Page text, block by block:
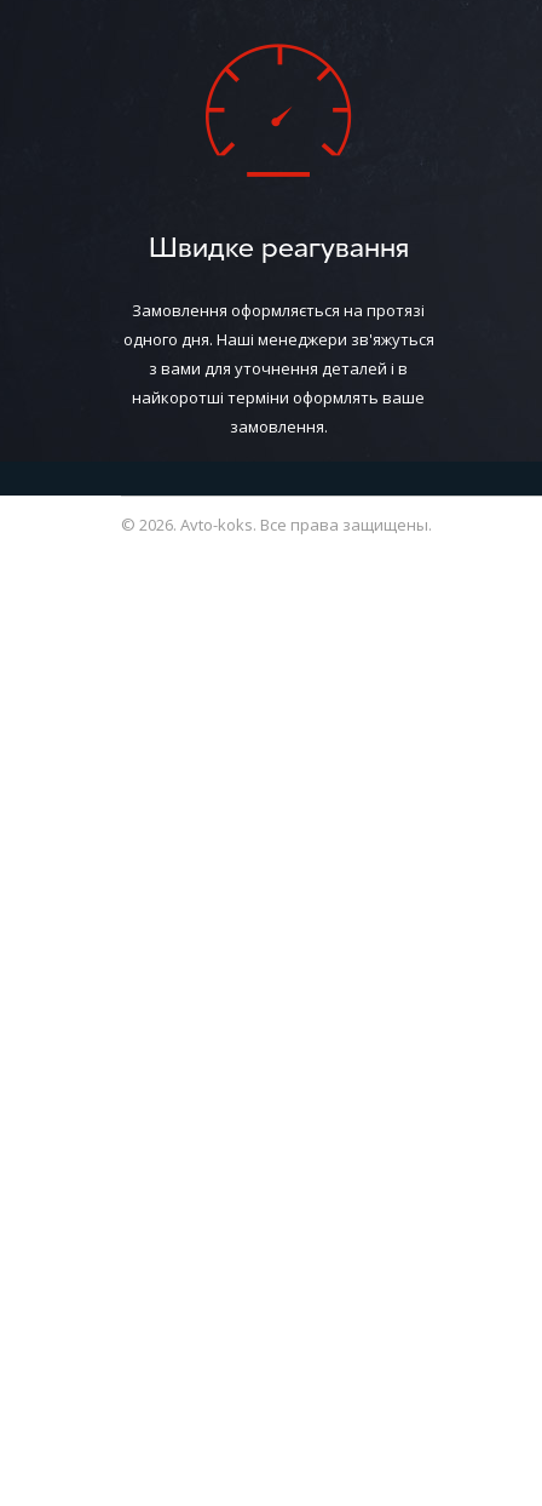
Швидке реагування
Замовлення оформляється на протязі
одного дня. Наші менеджери зв'яжуться
з вами для уточнення деталей і в
найкоротші терміни оформлять ваше
замовлення.
© 2026. Avto-koks. Все права защищены.